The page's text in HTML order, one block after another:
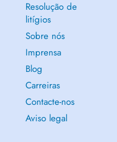
Resolução de
litígios
Sobre nós
Imprensa
Blog
Carreiras
Contacte-nos
Aviso legal